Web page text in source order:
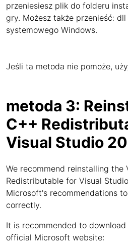
przeniesiesz plik do folderu
gry. Możesz także przenieść:
systemowego Windows.
Jeśli ta metoda nie pomoże,
metoda 3:
C++
Visual Studio
We recommend reinstalling the
Redistributable for Visual
Microsoft's recommendations
correctly.
It is recommended to
official Microsoft website: